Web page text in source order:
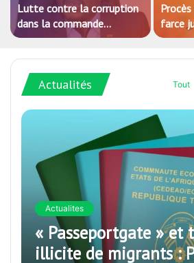
Lutte contre la corruption
dans la commande
publique : Qu’est-ce qui
dossiers de l’ARCOP?
farce
mal la
Actualités Tout
Actualites
« Passeportgate » et
illicite de migrants :